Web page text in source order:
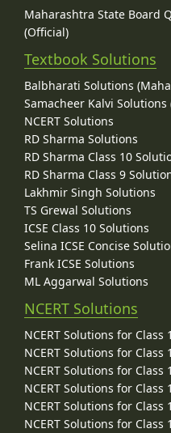
Maharashtra State Board
(Official)
Textbook Solutions
Balbharati Solutions
Samacheer Kalvi Solutions
NCERT Solutions
RD Sharma Solutions
RD Sharma Class 10
RD Sharma Class 9
Lakhmir Singh Solutions
TS Grewal Solutions
ICSE Class 10 Solutions
Selina ICSE Concise
Frank ICSE Solutions
ML Aggarwal Solutions
NCERT Solutions
NCERT Solutions for Class
NCERT Solutions for Class
NCERT Solutions for Class
NCERT Solutions for Class
NCERT Solutions for Class
NCERT Solutions for Class